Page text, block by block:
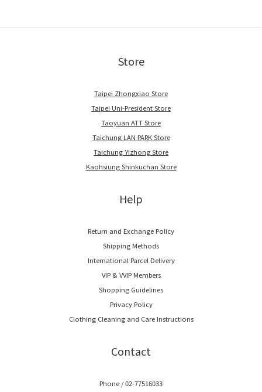
Store
Taipei Zhongxiao Store
Taipei Uni-President Store
Taoyuan ATT Store
Taichung LAN PARK Store
Taichung Yizhong Store
Kaohsiung Shinkuchan Store
Help
Return and Exchange Policy
Shipping Methods
International Parcel Delivery
VIP & VVIP Members
Shopping Guidelines
Privacy Policy
Clothing Cleaning and Care Instructions
Contact
Phone / 02-77516033